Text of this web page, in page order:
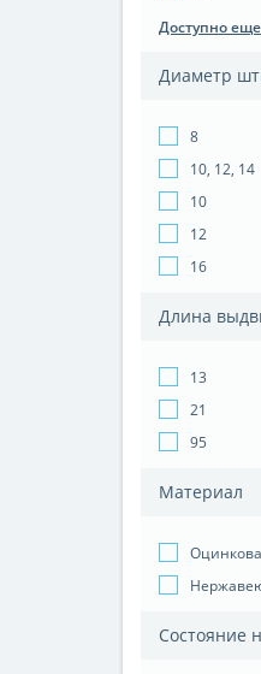
Доступно
Диаметр
8
10, 12, 14
10
12
16
Длина
13
21
95
Материал
Состояние